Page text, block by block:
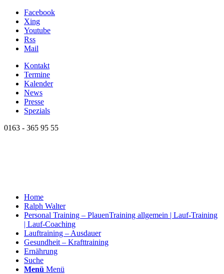
Facebook
Xing
Youtube
Rss
Mail
Kontakt
Termine
Kalender
News
Presse
Spezials
0163 - 365 95 55
Home
Ralph Walter
Personal Training – PlauenTraining allgemein | Lauf-Training
| Lauf-Coaching
Lauftraining – Ausdauer
Gesundheit – Krafttraining
Ernährung
Suche
Menü Menü